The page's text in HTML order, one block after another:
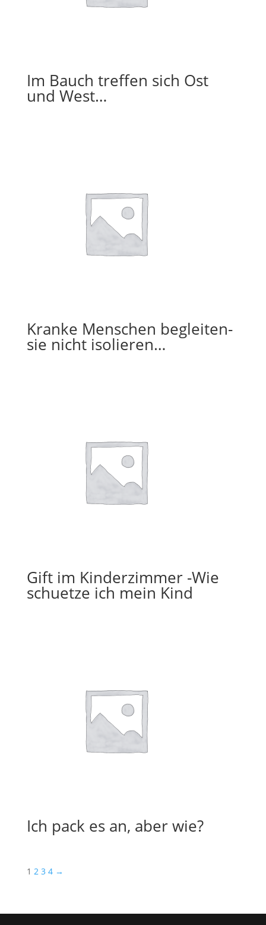
Im Bauch treffen sich Ost
und West…
Kranke Menschen begleiten-
sie nicht isolieren…
Gift im Kinderzimmer -Wie
schuetze ich mein Kind
Ich pack es an, aber wie?
1 2 3 4 →